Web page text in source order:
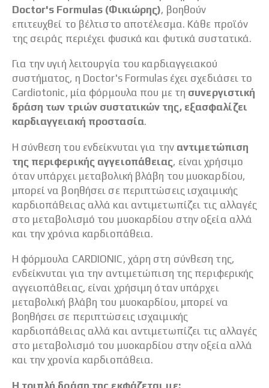
Doctor's Formulas (Φικιώρης), βοηθούν
επιτευχθεί το βέλτιστο αποτέλεσμα. Κάθε προϊόν
της σειράς περιέχει φυσικά και φυτικά συστατικά.
Για την υγιή λειτουργία του καρδιαγγειακού
συστήματος, η Doctor's Formulas έχει σχεδιάσει το
Cardiotonic, μία φόρμουλα που με τη συνεργιστική
δράση των τριών συστατικών της, εξασφαλίζει
καρδιαγγειακή προστασία.
Η σύνθεση του ενδείκνυται για την αντιμετώπιση
της περιφερικής αγγειοπάθειας, είναι χρήσιμο
όταν υπάρχει μεταβολική βλάβη του μυοκαρδίου,
μπορεί να βοηθήσει σε περιπτώσεις ισχαιμικής
καρδιοπάθειας αλλά και αντιμετωπίζει τις αλλαγές
στο μεταβολισμό του μυοκαρδίου στην οξεία αλλά
και την χρόνια καρδιοπάθεια.
Η φόρμουλα CARDIONIC, χάρη στη σύνθεση της,
ενδείκνυται για την αντιμετώπιση της περιφερικής
αγγειοπάθειας, είναι χρήσιμη όταν υπάρχει
μεταβολική βλάβη του μυοκαρδίου, μπορεί να
βοηθήσει σε περιπτώσεις ισχαιμικής
καρδιοπάθειας αλλά και αντιμετωπίζει τις αλλαγές
στο μεταβολισμό του μυοκαρδίου στην οξεία αλλά
και την χρονία καρδιοπάθεια.
Η τριπλή δράση της εκφάζεται με: